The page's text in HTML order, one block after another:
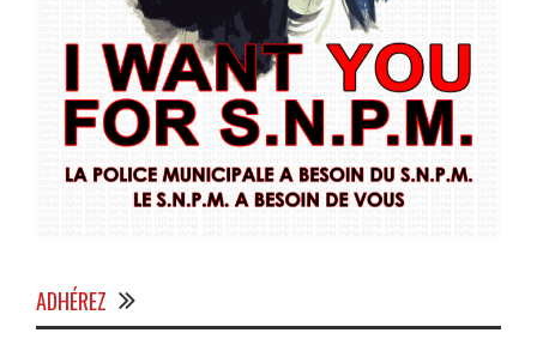
ADHÉREZ